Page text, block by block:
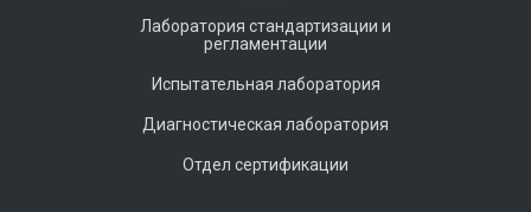
Лаборатория стандартизации и
регламентации
Испытательная лаборатория
Диагностическая лаборатория
Отдел сертификации